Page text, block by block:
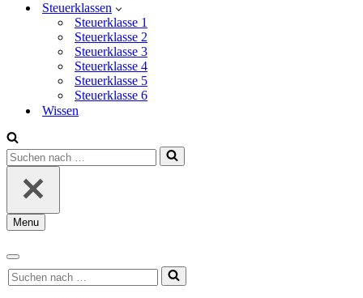
Steuerklassen
Steuerklasse 1
Steuerklasse 2
Steuerklasse 3
Steuerklasse 4
Steuerklasse 5
Steuerklasse 6
Wissen
Suchen
nach …
Menu
Navigationsmenü
Navigationsmenü
Suchen
nach …